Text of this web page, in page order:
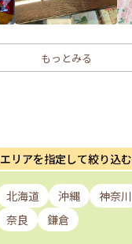
もっとみる
エリアを指定して絞り込む
北海道 沖縄 神奈川
奈良 鎌倉